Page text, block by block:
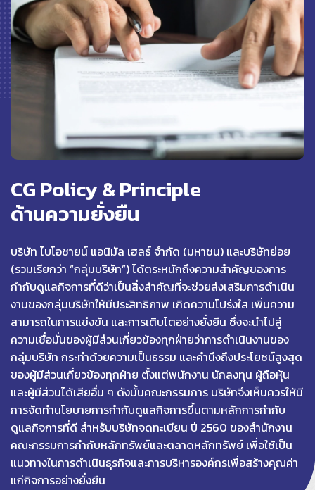
CG Policy & Principle
ด้านความยั่งยืน
บริษัท ไบโอซายน์ แอนิมัล เฮลธ์ จำกัด (มหาชน) และบริษัทย่อย
(รวมเรียกว่า “กลุ่มบริษัท”) ได้ตระหนักถึงความสำคัญของการ
กำกับดูแลกิจการที่ดีว่าเป็นสิ่งสำคัญที่จะช่วยส่งเสริมการดำเนิน
งานของกลุ่มบริษัทให้มีประสิทธิภาพ เกิดความโปร่งใส เพิ่มความ
สามารถในการแข่งขัน และการเติบโตอย่างยั่งยืน ซึ่งจะนำไปสู่
ความเชื่อมั่นของผู้มีส่วนเกี่ยวข้องทุกฝ่ายว่าการดำเนินงานของ
กลุ่มบริษัท กระทำด้วยความเป็นธรรม และคำนึงถึงประโยชน์สูงสุด
ของผู้มีส่วนเกี่ยวข้องทุกฝ่าย ตั้งแต่พนักงาน นักลงทุน ผู้ถือหุ้น
และผู้มีส่วนได้เสียอื่น ๆ ดังนั้นคณะกรรมการ บริษัทจึงเห็นควรให้มี
การจัดทำนโยบายการกำกับดูแลกิจการขึ้นตามหลักการกำกับ
ดูแลกิจการที่ดี สำหรับบริษัทจดทะเบียน ปี 2560 ของสำนักงาน
คณะกรรมการกำกับหลักทรัพย์และตลาดหลักทรัพย์ เพื่อใช้เป็น
แนวทางในการดำเนินธุรกิจและการบริหารองค์กรเพื่อสร้างคุณค่า
แก่กิจการอย่างยั่งยืน